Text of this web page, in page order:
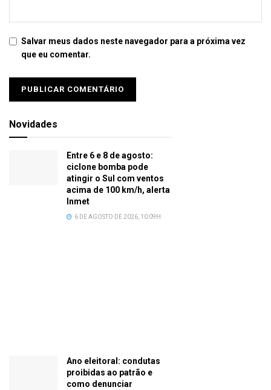
Salvar meus dados neste navegador para a próxima vez
que eu comentar.
Novidades
Entre 6 e 8 de agosto:
ciclone bomba pode
atingir o Sul com ventos
acima de 100 km/h, alerta
Inmet
6 DE AGOSTO DE 2026, 10:09H
Ano eleitoral: condutas
proibidas ao patrão e
como denunciar